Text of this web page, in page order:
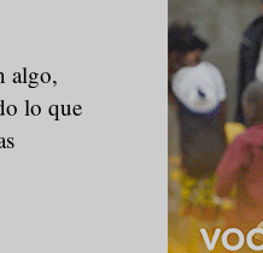
algo,
lo que